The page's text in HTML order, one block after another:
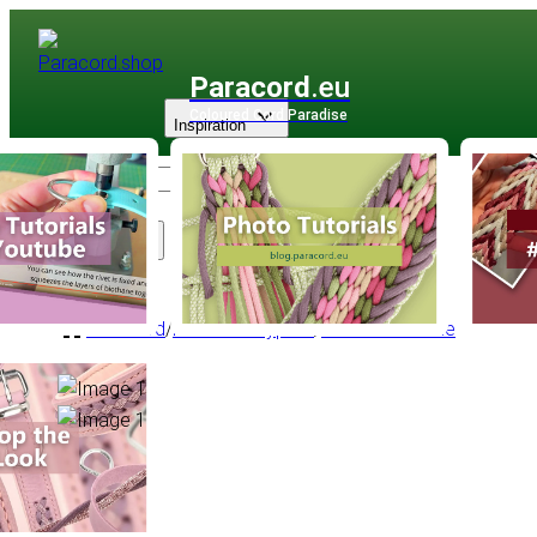
Paracord .eu
Coloured Cord Paradise
Sortiment
Inspiration
Paracord/Paracord Type II/425 Reflectable